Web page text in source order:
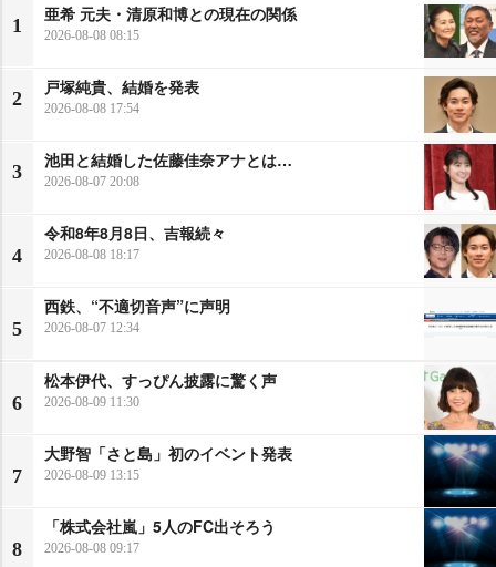
1
亜希 元夫・清原和博との現在の関係
2026-08-08 08:15
2
戸塚純貴、結婚を発表
2026-08-08 17:54
3
池田と結婚した佐藤佳奈アナとは…
2026-08-07 20:08
4
令和8年8月8日、吉報続々
2026-08-08 18:17
5
西鉄、“不適切音声”に声明
2026-08-07 12:34
6
松本伊代、すっぴん披露に驚く声
2026-08-09 11:30
7
大野智「さと島」初のイベント発表
2026-08-09 13:15
8
「株式会社嵐」5人のFC出そろう
2026-08-08 09:17